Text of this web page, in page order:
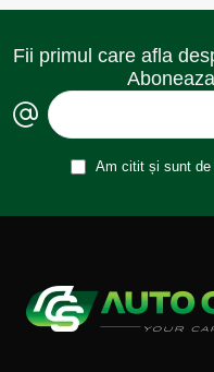
Fii primul care afla
Am citit și sunt de